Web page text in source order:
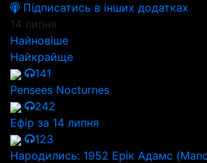
Підписатись в інших додатках
14 липня
Найновіше
Найкрайще
141
Pensees Nocturnes
242
Ефір за 14 липня
123
Народились: 1952 Ерік Адамс